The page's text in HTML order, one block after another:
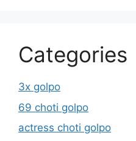
Categories
3x golpo
69 choti golpo
actress choti golpo